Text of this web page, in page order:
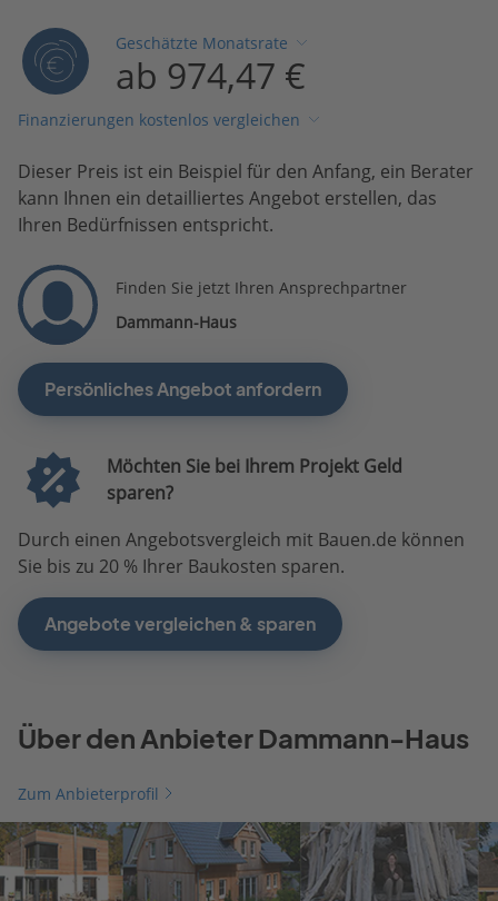
Geschätzte Monatsrate
ab 974,47 €
Finanzierungen kostenlos vergleichen
Dieser Preis ist ein Beispiel für den Anfang, ein Berater
kann Ihnen ein detailliertes Angebot erstellen, das
Ihren Bedürfnissen entspricht.
Finden Sie jetzt Ihren Ansprechpartner
Dammann-Haus
Persönliches Angebot anfordern
Möchten Sie bei Ihrem Projekt Geld
sparen?
Durch einen Angebotsvergleich mit Bauen.de können
Sie bis zu 20 % Ihrer Baukosten sparen.
Angebote vergleichen & sparen
Über den Anbieter Dammann-Haus
Zum Anbieterprofil